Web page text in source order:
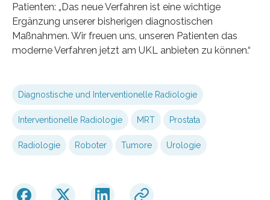
Patienten: „Das neue Verfahren ist eine wichtige
Ergänzung unserer bisherigen diagnostischen
Maßnahmen. Wir freuen uns, unseren Patienten das
moderne Verfahren jetzt am UKL anbieten zu können.“
Diagnostische und Interventionelle Radiologie
Interventionelle Radiologie MRT Prostata
Radiologie Roboter Tumore Urologie